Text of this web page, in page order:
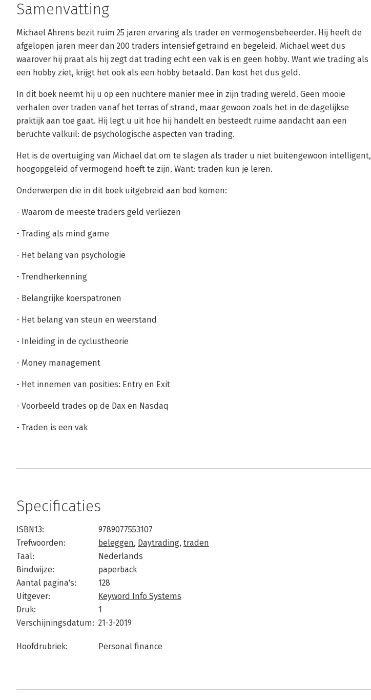
Samenvatting
Michael Ahrens bezit ruim 25 jaren ervaring als trader en vermogensbeheerder. Hij heeft de
afgelopen jaren meer dan 200 traders intensief getraind en begeleid. Michael weet dus
waarover hij praat als hij zegt dat trading echt een vak is en geen hobby. Want wie trading als
een hobby ziet, krijgt het ook als een hobby betaald. Dan kost het dus geld.
In dit boek neemt hij u op een nuchtere manier mee in zijn trading wereld. Geen mooie
verhalen over traden vanaf het terras of strand, maar gewoon zoals het in de dagelijkse
praktijk aan toe gaat. Hij legt u uit hoe hij handelt en besteedt ruime aandacht aan een
beruchte valkuil: de psychologische aspecten van trading.
Het is de overtuiging van Michael dat om te slagen als trader u niet buitengewoon intelligent,
hoogopgeleid of vermogend hoeft te zijn. Want: traden kun je leren.
Onderwerpen die in dit boek uitgebreid aan bod komen:
- Waarom de meeste traders geld verliezen
- Trading als mind game
- Het belang van psychologie
- Trendherkenning
- Belangrijke koerspatronen
- Het belang van steun en weerstand
- Inleiding in de cyclustheorie
- Money management
- Het innemen van posities: Entry en Exit
- Voorbeeld trades op de Dax en Nasdaq
- Traden is een vak
Specificaties
ISBN13:
9789077553107
Trefwoorden:
beleggen, Daytrading, traden
Taal:
Nederlands
Bindwijze:
paperback
Aantal pagina's:
128
Uitgever:
Keyword Info Systems
Druk:
1
Verschijningsdatum: 21-3-2019
Hoofdrubriek: Personal finance